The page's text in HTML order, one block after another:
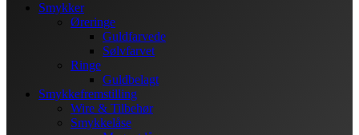
Smykker
Øreringe
Guldfarvede
Sølvfarvet
Ringe
Guldbelagt
Smykkefremstilling
Wire & Tilbehør
Smykkelåse